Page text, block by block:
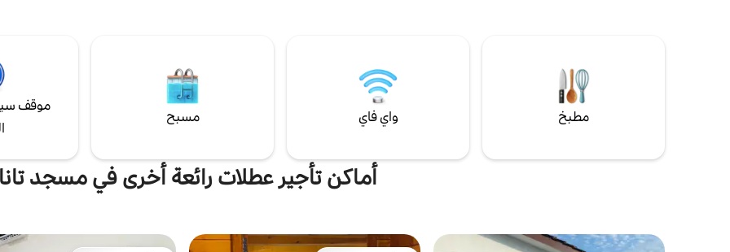
مطبخ واي فاي مسبح
موقف
أماكن تأجير عطلات رائعة أخرى في مسجد